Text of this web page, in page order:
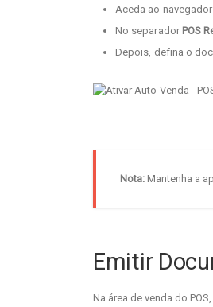
Aceda ao
No separador POS
Depois, defina o
Nota: Mantenha a
Emitir
Na área de venda do